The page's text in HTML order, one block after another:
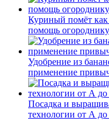
Куриный помёт как
помощь
Удобрение из
применение
Посадка и
технологии от А